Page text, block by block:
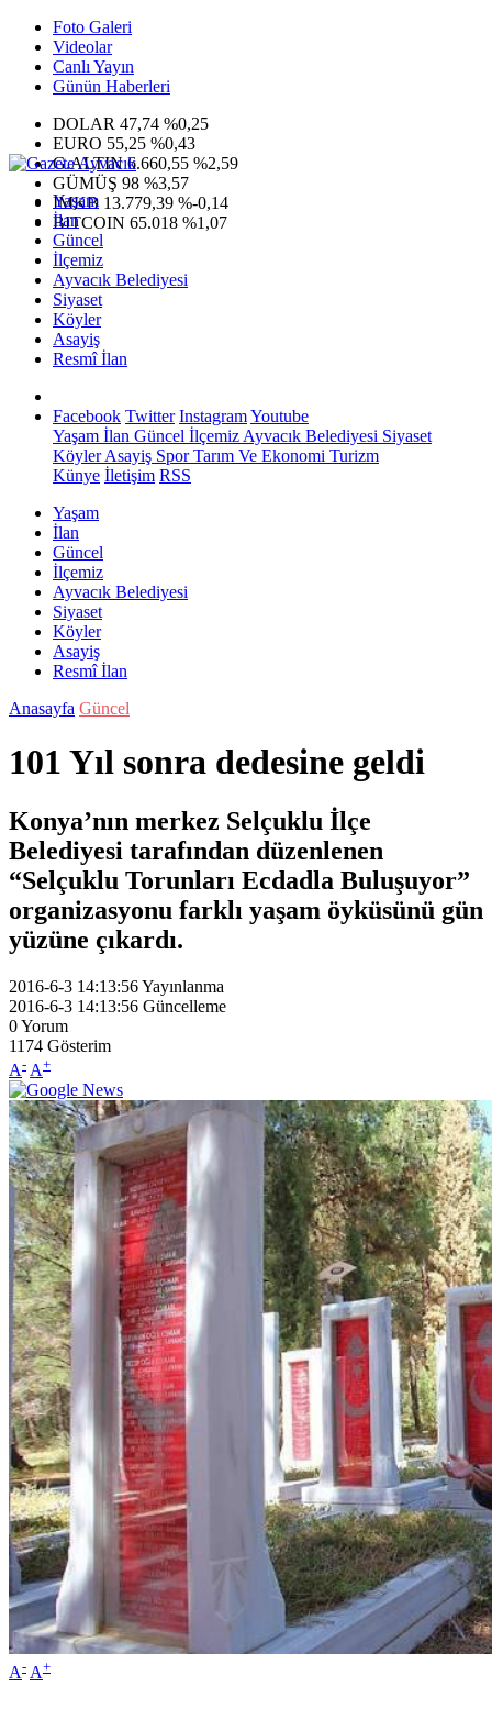
Foto Galeri
Videolar
Canlı Yayın
Günün Haberleri
DOLAR 47,74 %0,25
EURO 55,25 %0,43
G.ALTIN6.660,55 %2,59
GÜMÜŞ 98 %3,57
IMKB 13.779,39 %-0,14
BITCOIN 65.018 %1,07
Yaşam
İlan
Güncel
İlçemiz
Ayvacık Belediyesi
Siyaset
Köyler
Asayiş
Resmî İlan
Facebook Twitter InstagramYoutube
Yaşam İlan Güncel İlçemiz Ayvacık Belediyesi Siyaset
KöylerAsayiş SporTarım Ve Ekonomi Turizm
Künye İletişim RSS
Yaşam
İlan
Güncel
İlçemiz
Ayvacık Belediyesi
Siyaset
Köyler
Asayiş
Resmî İlan
Anasayfa Güncel
101 Yıl sonra dedesine geldi
Konya’nın merkez Selçuklu İlçe
Belediyesi tarafından düzenlenen
“Selçuklu Torunları Ecdadla Buluşuyor”
organizasyonu farklı yaşam öyküsünü gün
yüzüne çıkardı.
2016-6-3 14:13:56Yayınlanma
2016-6-3 14:13:56 Güncelleme
0Yorum
1174 Gösterim
A- A+
A- A+